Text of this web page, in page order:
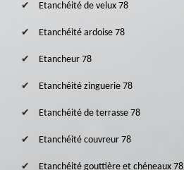
Etanchéité de velux 78
Etanchéité ardoise 78
Etancheur 78
Etanchéité zinguerie 78
Etanchéité de terrasse 78
Etanchéité couvreur 78
Etanchéité gouttière et chéneaux 78